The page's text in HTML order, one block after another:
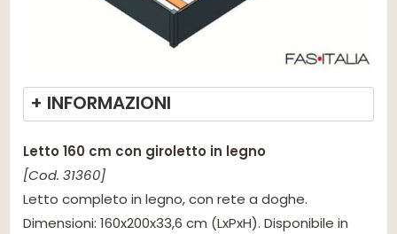
+ INFORMAZIONI
Letto 160 cm con giroletto in legno
[Cod. 31360]
Letto completo in legno, con rete a doghe.
Dimensioni: 160x200x33,6 cm (LxPxH). Disponibile in